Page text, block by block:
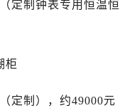
定制钟表专用恒温恒
柜
定制），约49000元